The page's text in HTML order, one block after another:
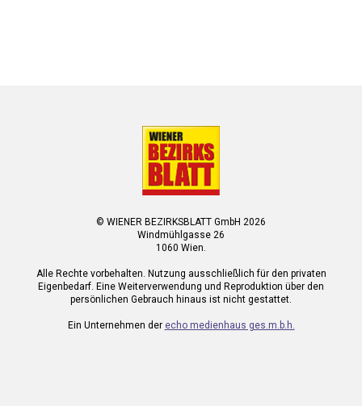
© WIENER BEZIRKSBLATT GmbH 2026
Windmühlgasse 26
1060 Wien.
Alle Rechte vorbehalten. Nutzung ausschließlich für den privaten
Eigenbedarf. Eine Weiterverwendung und Reproduktion über den
persönlichen Gebrauch hinaus ist nicht gestattet.
Ein Unternehmen der echo medienhaus ges.m.b.h.